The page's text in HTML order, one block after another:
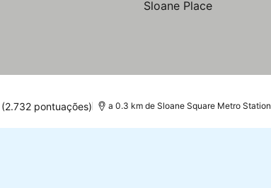
(2.732 pontuações) a 0.3 km de Sloane Square Metro Station